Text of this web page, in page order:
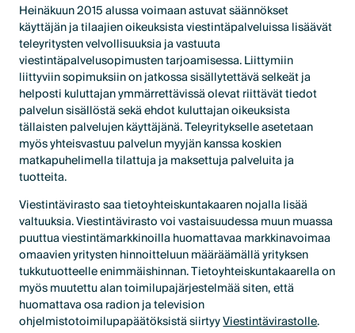
Heinäkuun 2015 alussa voimaan astuvat säännökset
käyttäjän ja tilaajien oikeuksista viestintäpalveluissa lisäävät
teleyritysten velvollisuuksia ja vastuuta
viestintäpalvelusopimusten tarjoamisessa. Liittymiin
liittyviin sopimuksiin on jatkossa sisällytettävä selkeät ja
helposti kuluttajan ymmärrettävissä olevat riittävät tiedot
palvelun sisällöstä sekä ehdot kuluttajan oikeuksista
tällaisten palvelujen käyttäjänä. Teleyritykselle asetetaan
myös yhteisvastuu palvelun myyjän kanssa koskien
matkapuhelimella tilattuja ja maksettuja palveluita ja
tuotteita.
Viestintävirasto saa tietoyhteiskuntakaaren nojalla lisää
valtuuksia. Viestintävirasto voi vastaisuudessa muun muassa
puuttua viestintämarkkinoilla huomattavaa markkinavoimaa
omaavien yritysten hinnoitteluun määräämällä yrityksen
tukkutuotteelle enimmäishinnan. Tietoyhteiskuntakaarella on
myös muutettu alan toimilupajärjestelmää siten, että
huomattava osa radion ja television
ohjelmistotoimilupapäätöksistä siirtyyViestintävirastolle.